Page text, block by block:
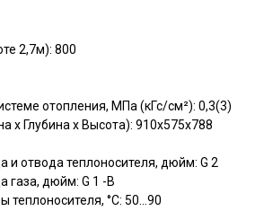
2,7м): 800
отопления, МПа (кГс/см²): 0,3(3)
Глубина х Высота): 910х575х788
отвода теплоносителя, дюйм: G 2
газа, дюйм: G 1 -В
°C: 50...90